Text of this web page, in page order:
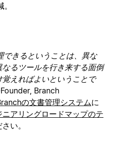
できるということは、異な
るツールを行き来する面倒
えればよいということで
Branch
の文書管理システムに
ニアリングロードマップのテ
い。